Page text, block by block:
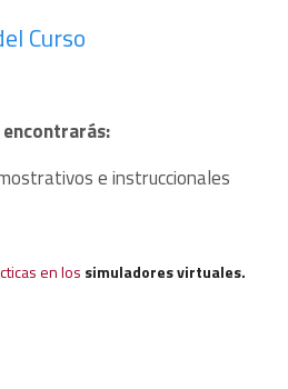
Curso
encontrarás:
e instruccionales
en los simuladores virtuales.